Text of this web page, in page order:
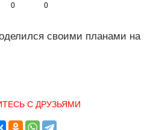
0 0
своими планами на
С ДРУЗЬЯМИ